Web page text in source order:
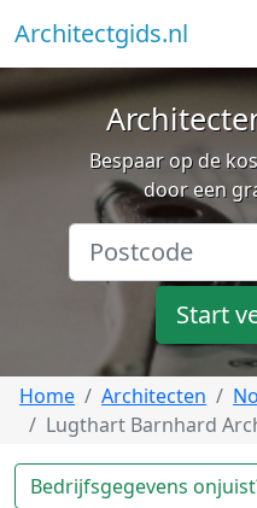
Architectgids.nl
Bespaar op de
door een
Start
Home Architecten
Lugthart Barnhard
Bedrijfsgegevens